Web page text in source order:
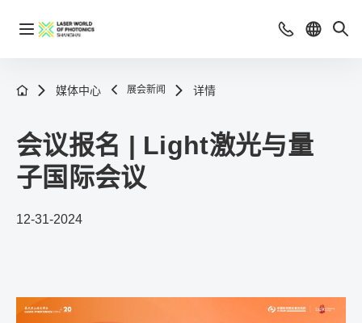
媒体中心 展会新闻 详情
会议报名 | Light激光与量
子国际会议
12-31-2024